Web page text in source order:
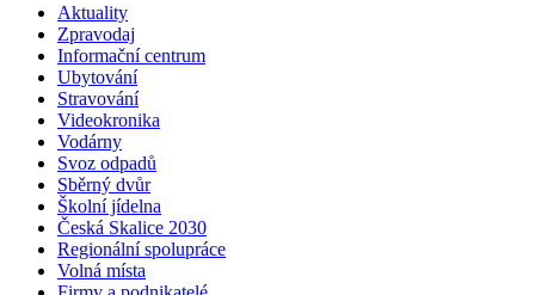
Aktuality
Zpravodaj
Informační centrum
Ubytování
Stravování
Videokronika
Vodárny
Svoz odpadů
Sběrný dvůr
Školní jídelna
Česká Skalice 2030
Regionální spolupráce
Volná místa